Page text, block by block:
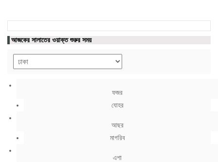
আজকের সালাতের ওয়াক্ত শুরুর সময়
ফজর
যোহর
আছর
মাগরিব
এশা